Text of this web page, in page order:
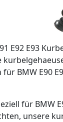
E92 E93
BMW E90
für BMW
unsere